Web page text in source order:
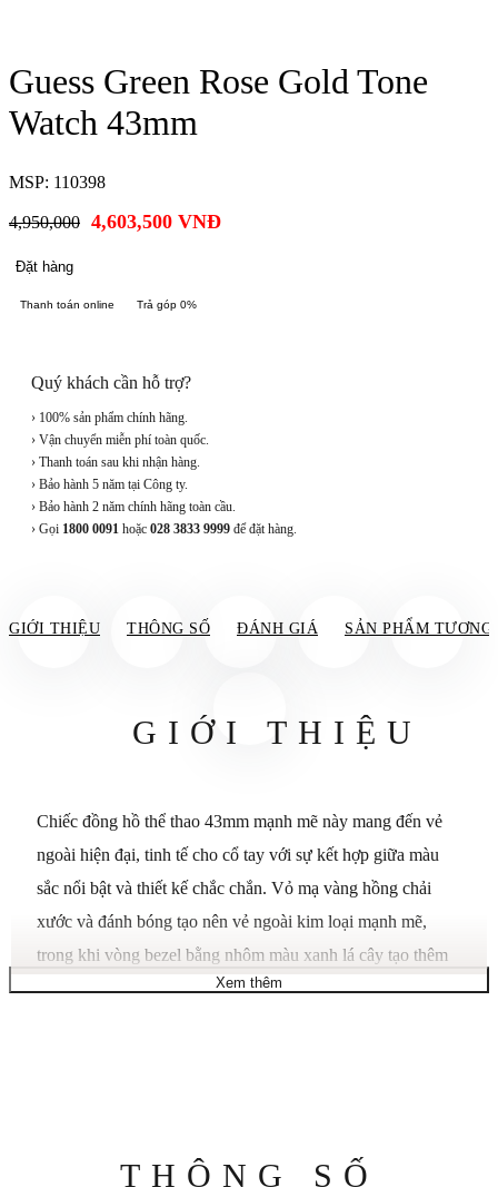
Guess Green Rose Gold Tone
Watch 43mm
MSP: 110398
4,950,000 4,603,500 VNĐ
Đặt hàng
Thanh toán online Trả góp 0%
Quý khách cần hỗ trợ?
› 100% sản phẩm chính hãng.
› Vận chuyển miễn phí toàn quốc.
› Thanh toán sau khi nhận hàng.
› Bảo hành 5 năm tại Công ty.
› Bảo hành 2 năm chính hãng toàn cầu.
› Gọi 1800 0091 hoặc 028 3833 9999 để đặt hàng.
GIỚI THIỆU THÔNG SỐ ĐÁNH GIÁ SẢN PHẨM TƯƠNG
GIỚI THIỆU
Chiếc đồng hồ thể thao 43mm mạnh mẽ này mang đến vẻ
ngoài hiện đại, tinh tế cho cổ tay với sự kết hợp giữa màu
sắc nổi bật và thiết kế chắc chắn. Vỏ mạ vàng hồng chải
xước và đánh bóng tạo nên vẻ ngoài kim loại mạnh mẽ,
trong khi vòng bezel bằng nhôm màu xanh lá cây tạo thêm
nét thể thao sắc sảo, nổi bật ngay lập tức. Mặt số màu xanh
của nó. Cách phối màu ton-sur-ton làm nổi bật thiết kế, kết
Xem thêm
THÔNG SỐ